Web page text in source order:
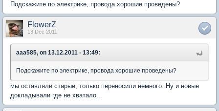
Подскажите по электрике, провода хорошие проведены?
FlowerZ
13 Dec 2011
aaa585, on 13.12.2011 - 13:49:
Подскажите по электрике, провода хорошие проведены?
мы оставляли старые, только переносили немного. Ну и новые
докладывали где не хватало...